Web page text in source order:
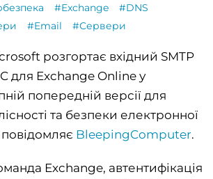
#Exchange
#DNS
#Email #Сервери
розгортає вхідний SMTP
для Exchange Online у
попередній версії для
та безпеки електронної
BleepingComputer.
Exchange, автентифікація